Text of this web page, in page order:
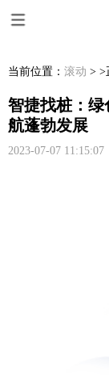
当前位置： 滚动 > >
智捷找桩：
航蓬勃发展
2023-07-07